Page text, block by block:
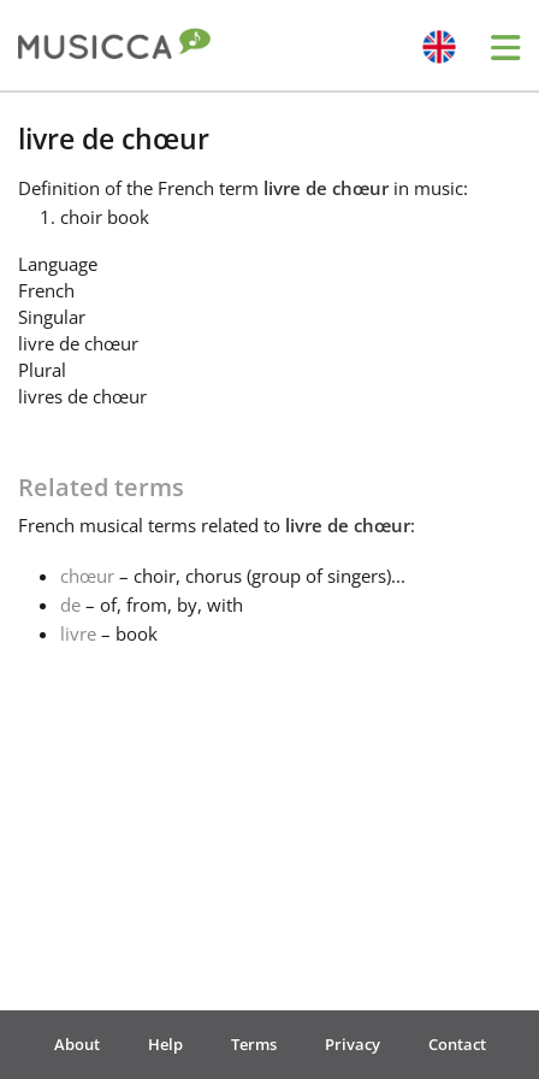
Bahasa Indonesia
Български
Dansk
Deutsch
Français
Português
livre de chœur
Definition of the French term livre de chœurin music:
choir book
Language
French
Singular
livre de chœur
Plural
livres de chœur
Related terms
French musical terms related to livre de chœur:
chœur – choir, chorus (group of singers)...
de – of, from, by, with
livre – book
About Help Terms Privacy Contact